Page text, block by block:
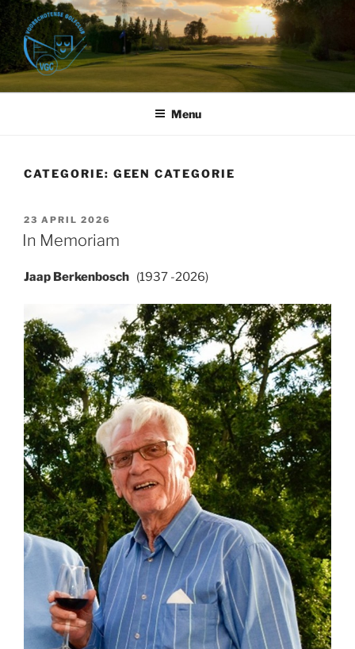
Ga
naar
de
inhoud
VOORSCHOTENSE GOLFCLUB
Golfbaan Het Wedde – Voorschoten
Menu
CATEGORIE: GEEN CATEGORIE
GEPLAATST
OP
23 APRIL 2026
In Memoriam
Jaap Berkenbosch (1937 -2026)